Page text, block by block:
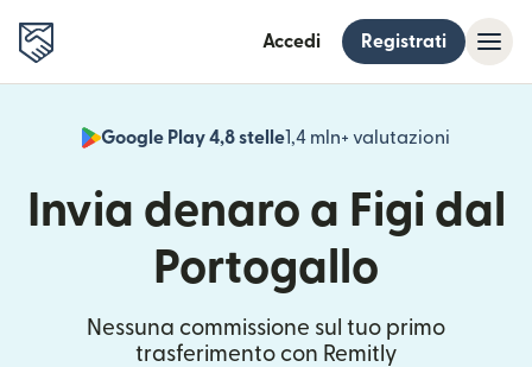
Accedi Registrati
Google Play 4,8 stelle1,4 mln+ valutazioni
Invia denaro a Figi dal
Portogallo
Nessuna commissione sul tuo primo
trasferimento con Remitly